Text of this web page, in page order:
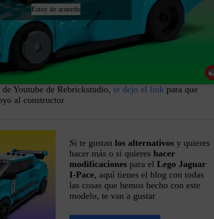
Estoy de acuerdo
Youtube de Rebrickstudio, te dejo el link para que
al constructor
Si te gustan los alternativosy quieres
hacer más o si quieres hacer
modificacionespara el Lego Jaguar
I-Pace, aquí tienes el blog con todas
las cosas que hemos hecho con este
modelo, te van a gustar